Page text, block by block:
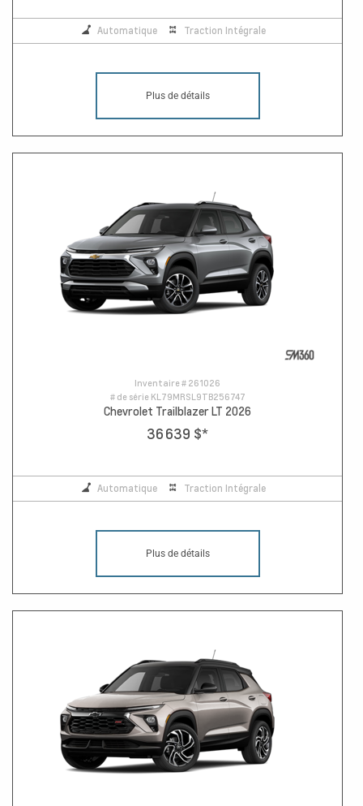
Automatique Traction Intégrale
Plus de détails
Inventaire # 261026
# de série KL79MRSL9TB256747
Chevrolet Trailblazer LT 2026
36 639 $*
Automatique Traction Intégrale
Plus de détails